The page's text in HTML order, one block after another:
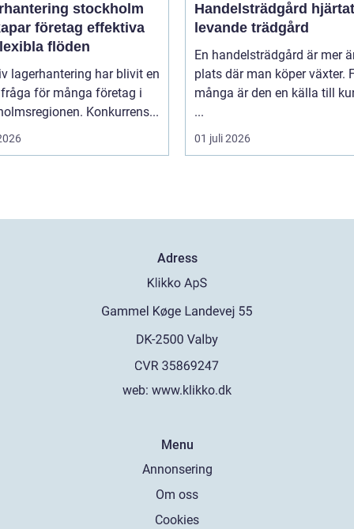
stockholm
företag effektiva
flöden
lagerhantering har blivit en
för många företag i
Konkurrens...
Handelsträdgård hjärtat i en
levande trädgård
En handelsträdgård är mer
plats där man köper växter.
många är den en källa till
...
01 juli 2026
Adress
web: www.klikko.dk
Menu
Annonsering
Om oss
Cookies